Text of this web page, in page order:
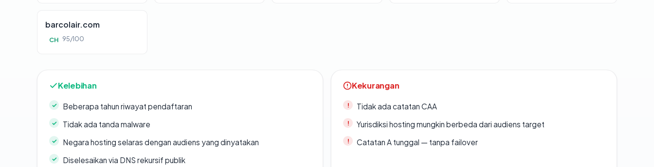
barcolair.com
CH 95/100
Kelebihan
Beberapa tahun riwayat pendaftaran
Tidak ada tanda malware
Negara hosting selaras dengan audiens yang dinyatakan
Diselesaikan via DNS rekursif publik
Kekurangan
Tidak ada catatan CAA
Yurisdiksi hosting mungkin berbeda dari audiens target
Catatan A tunggal — tanpa failover